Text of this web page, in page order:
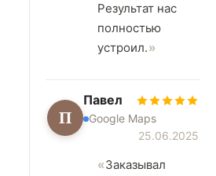
Результат нас
полностью
устроил.
П
Павел
Google Maps
25.06.2025
Заказывал